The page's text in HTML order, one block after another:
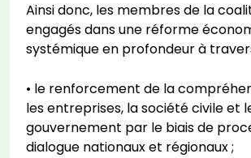
Ainsi donc, les membres de la
engagés dans une réforme
systémique en profondeur à
• le renforcement de la
les entreprises, la société civile et
gouvernement par le biais de
dialogue nationaux et régionaux ;